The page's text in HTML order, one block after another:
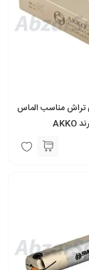
تراش مناسب الماس